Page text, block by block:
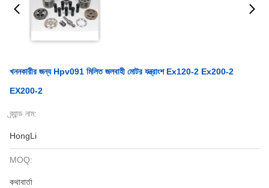
খননকারীর জন্য Hpv091 মিলিত জলবাহী মোটর যন্ত্রাংশ Ex120-2 Ex200-2
EX200-2
ব্র্যান্ড নাম:
HongLi
MOQ:
কথাবার্তা